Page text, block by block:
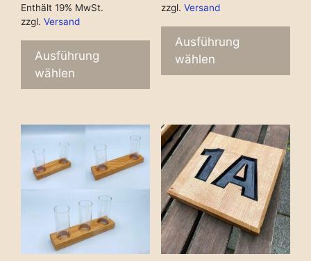
Enthält 19% MwSt.
zzgl. Versand
Ausführung
wählen
zzgl. Versand
Ausführung
wählen